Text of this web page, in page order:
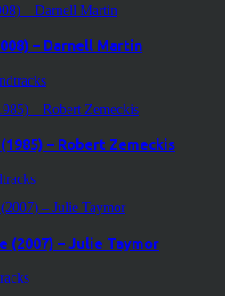
– Darnell Martin
– Robert Zemeckis
(2007) – Julie Taymor